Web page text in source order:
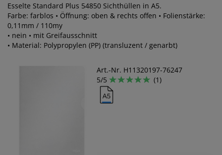
Esselte Standard Plus 54850 Sichthüllen in A5.
Farbe: farblos • Öffnung: oben & rechts offen • Folienstärke:
0,11mm / 110my
• nein • mit Greifausschnitt
• Material: Polypropylen (PP) (transluzent / genarbt)
Art.-Nr. H11320197-76247
5/5
(1)